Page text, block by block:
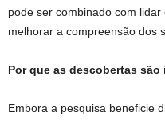
pode ser combinado com
melhorar a compreensão dos
Por que as descobertas
Embora a pesquisa beneficie